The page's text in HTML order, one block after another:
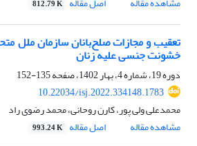
812.79 K
تعقیب و مجازات صلح‌بانان سازمان ملل
خشونت جنسی علیه زنان
دوره 19، شماره 4، بهار 1402، صفحه
135-152
10.22034/isj.2022.334148.1783
محمدعلی ولی پور، کارن روحانی، محمد رضوی راد
مشاهده مقاله
اصل مقاله 993.24 K